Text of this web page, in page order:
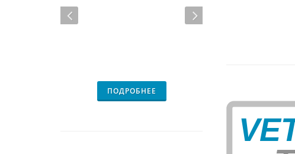
ПОДРОБНЕЕ